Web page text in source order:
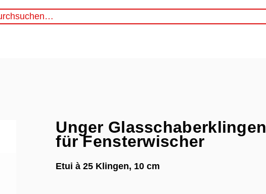
Unger Glasschaberklingen
für Fensterwischer
Etui à 25 Klingen, 10 cm